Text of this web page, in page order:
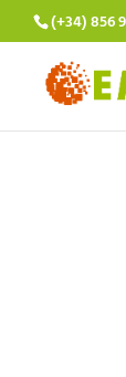
(+34) 856